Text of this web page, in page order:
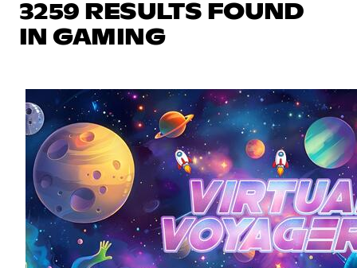
3259 RESULTS FOUND
IN GAMING